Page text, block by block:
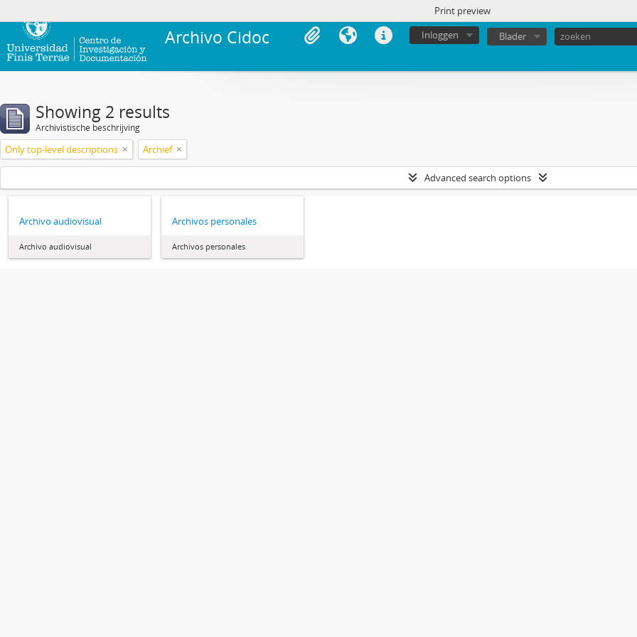
Archivo Cidoc Inloggen Blader
Print preview
Showing 2 results
Archivistische beschrijving
Only top-level descriptions Archief
Advanced search options
Archivo audiovisual
Archivo audiovisual
Archivos personales
Archivos personales